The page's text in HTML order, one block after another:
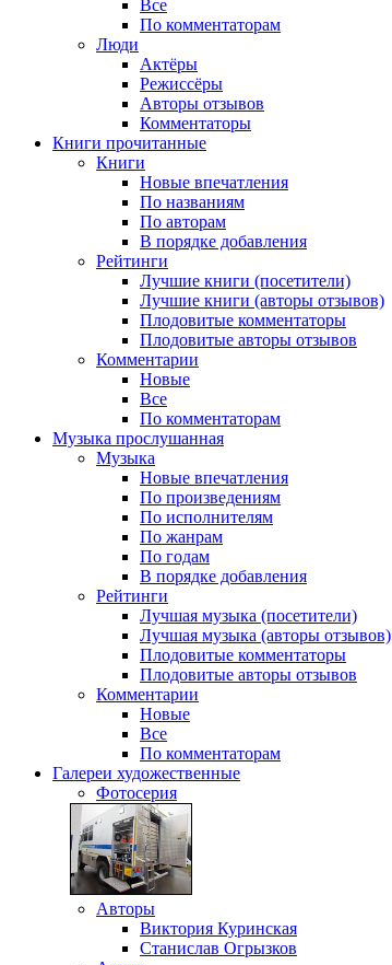
Все
По комментаторам
Люди
Актёры
Режиссёры
Авторы отзывов
Комментаторы
Книги прочитанные
Книги
Новые впечатления
По названиям
По авторам
В порядке добавления
Рейтинги
Лучшие книги (посетители)
Лучшие книги (авторы отзывов)
Плодовитые комментаторы
Плодовитые авторы отзывов
Комментарии
Новые
Все
По комментаторам
Музыка прослушанная
Музыка
Новые впечатления
По произведениям
По исполнителям
По жанрам
По годам
В порядке добавления
Рейтинги
Лучшая музыка (посетители)
Лучшая музыка (авторы отзывов)
Плодовитые комментаторы
Плодовитые авторы отзывов
Комментарии
Новые
Все
По комментаторам
Галереи художественные
Фотосерия
Авторы
Виктория Куринская
Станислав Огрызков